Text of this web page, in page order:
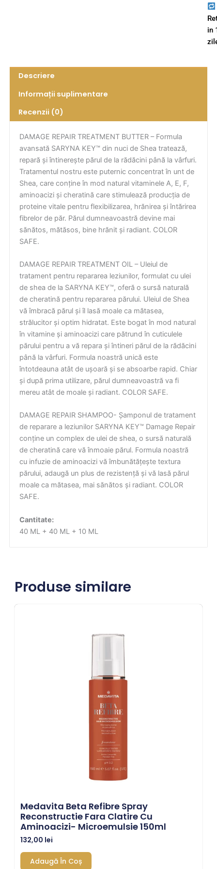
in
Descriere
Informații suplimentare
Recenzii (0)
DAMAGE REPAIR TREATMENT BUTTER – Formula
avansată SARYNA KEY™ din nuci de Shea tratează,
repară și întinerește părul de la rădăcini până la vârfuri.
Tratamentul nostru este puternic concentrat în unt de
Shea, care conține în mod natural vitaminele A, E, F,
aminoacizi și cheratină care stimulează producția de
proteine vitale pentru flexibilizarea, hrănirea și întărirea
fibrelor de păr. Părul dumneavoastră devine mai
sănătos, mătăsos, bine hrănit și radiant. COLOR
SAFE.
DAMAGE REPAIR TREATMENT OIL – Uleiul de
tratament pentru repararea leziunilor, formulat cu ulei
de shea de la SARYNA KEY™, oferă o sursă naturală
de cheratină pentru repararea părului. Uleiul de Shea
vă îmbracă părul și îl lasă moale ca mătasea,
strălucitor și optim hidratat. Este bogat în mod natural
în vitamine și aminoacizi care pătrund în cuticulele
părului pentru a vă repara și întineri părul de la rădăcini
până la vârfuri. Formula noastră unică este
întotdeauna atât de ușoară și se absoarbe rapid. Chiar
și după prima utilizare, părul dumneavoastră va fi
mereu atât de moale și radiant. COLOR SAFE.
DAMAGE REPAIR SHAMPOO- Șamponul de tratament
de reparare a leziunilor SARYNA KEY™ Damage Repair
conține un complex de ulei de shea, o sursă naturală
de cheratină care vă înmoaie părul. Formula noastră
cu infuzie de aminoacizi vă îmbunătățește textura
părului, adaugă un plus de rezistență și vă lasă părul
moale ca mătasea, mai sănătos și radiant. COLOR
SAFE.
Cantitate:
40 ML + 40 ML + 10 ML
Produse similare
Medavita Beta Refibre Spray
Reconstructie Fara Clatire Cu
Aminoacizi- Microemulsie 150ml
132,00 lei
Adaugă În Coș